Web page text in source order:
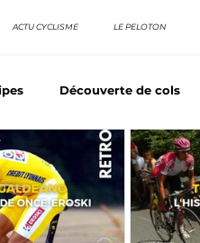
ACTU CYCLISME LE PELOTON
Découverte de cols
Nos séries - Baroudeurs
Rétro Quizz